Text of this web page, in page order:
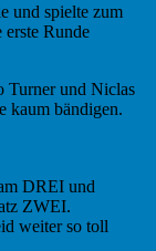
und spielte zum
Runde
Turner und Niclas
kaum bändigen.
DREI und
ZWEI.
weiter so toll